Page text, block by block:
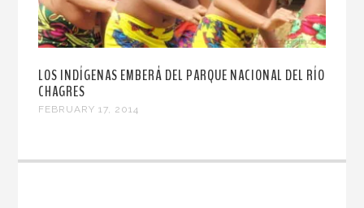
LOS INDÍGENAS EMBERÁ DEL PARQUE NACIONAL DEL RÍO
CHAGRES
FEBRUARY 17, 2014